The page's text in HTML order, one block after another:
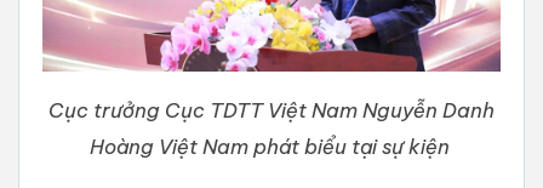
Cục trưởng Cục TDTT Việt Nam Nguyễn Danh
Hoàng Việt Nam phát biểu tại sự kiện